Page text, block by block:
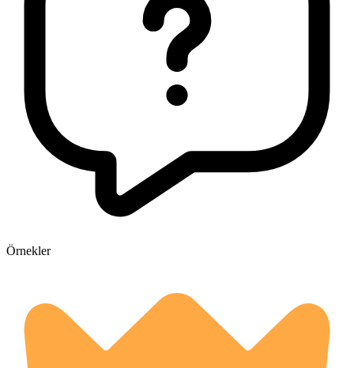
Örnekler